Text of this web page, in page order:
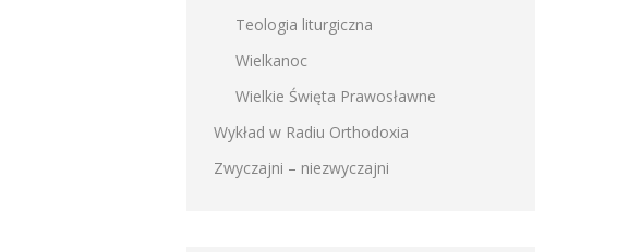
Teologia liturgiczna
Wielkanoc
Wielkie Święta Prawosławne
Wykład w Radiu Orthodoxia
Zwyczajni – niezwyczajni